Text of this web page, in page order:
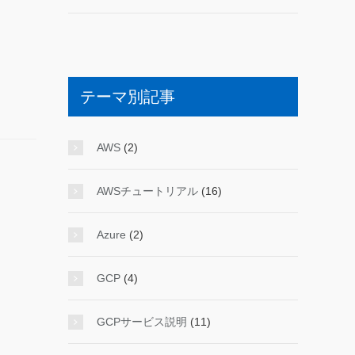
テーマ別記事
AWS (2)
AWSチュートリアル (16)
Azure (2)
GCP (4)
GCPサービス説明 (11)